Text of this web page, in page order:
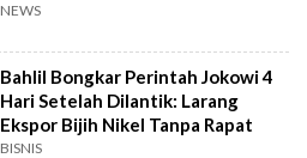
NEWS
Bahlil Bongkar Perintah Jokowi 4
Hari Setelah Dilantik: Larang
Ekspor Bijih Nikel Tanpa Rapat
BISNIS